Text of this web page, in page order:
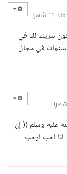
منذ 11 شهرا
شريك لك في
اتخاذ قرارك الاستثماري .. حيث لدي خبره اكثر من ١٠ سنوات في مجال
عليه وسلم (( إن
انا احب ارحب